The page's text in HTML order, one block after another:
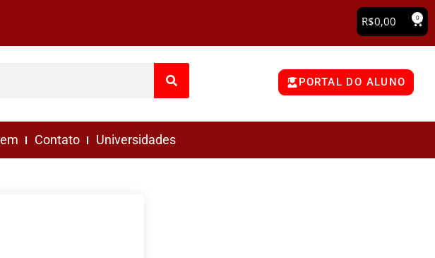
R$0,00 0
PORTAL DO ALUNO
Contato Universidades